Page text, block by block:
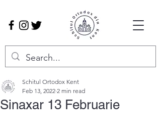
Sinaxar 13 Februarie
Schitul Ortodox Kent
Feb 13, 2022 2 min read